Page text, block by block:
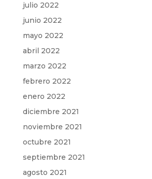
julio 2022
junio 2022
mayo 2022
abril 2022
marzo 2022
febrero 2022
enero 2022
diciembre 2021
noviembre 2021
octubre 2021
septiembre 2021
agosto 2021